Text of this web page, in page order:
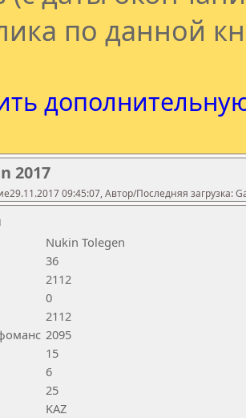
по данной
2017
09:45:07, Автор/Последняя загрузка:
Nukin Tolegen
36
2112
0
2112
2095
15
6
25
KAZ